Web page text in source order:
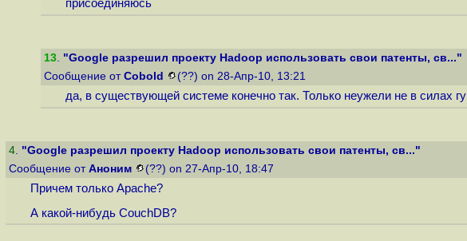
присоединяюсь
13. "Google разрешил проекту Hadoop использовать свои патенты, св..."
Сообщение от Cobold (??) on 28-Апр-10, 13:21
да, в существующей системе конечно так. Только неужели не в силах
4. "Google разрешил проекту Hadoop использовать свои патенты, св..."
Сообщение от Аноним (??) on 27-Апр-10, 18:47
Причем только Apache?
А какой-нибудь CouchDB?